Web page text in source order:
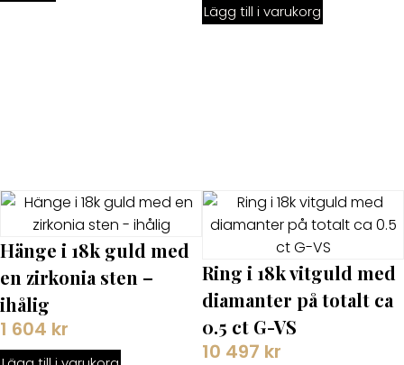
Lägg till i varukorg
Hänge i 18k guld med
en zirkonia sten –
ihålig
1 604 kr
Ring i 18k vitguld med
diamanter på totalt ca
0.5 ct G-VS
10 497 kr